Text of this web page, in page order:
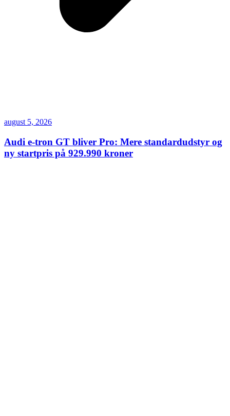
august 5, 2026
Audi e-tron GT bliver Pro: Mere standardudstyr og
ny startpris på 929.990 kroner